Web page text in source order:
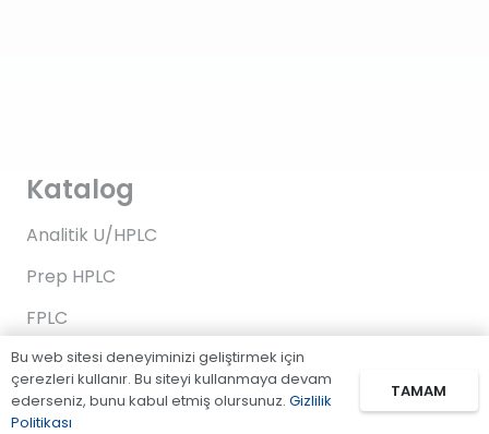
Katalog
Analitik U/HPLC
Prep HPLC
FPLC
Gaz Kromatografi
Standartlar/Reaktifler
Bu web sitesi deneyiminizi geliştirmek için
çerezleri kullanır. Bu siteyi kullanmaya devam
ederseniz, bunu kabul etmiş olursunuz. Gizlilik
Politikası
TAMAM